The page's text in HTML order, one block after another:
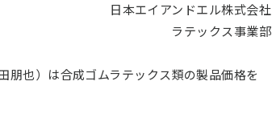
日本エイアンドエル株式会社
ラテックス事業部
朋也）は合成ゴムラテックス類の製品価格を